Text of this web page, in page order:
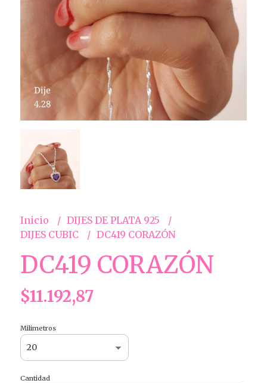
Inicio
DIJES DE PLATA 925
DIJES CUBIC
DC419 CORAZÓN
DC419 CORAZÓN
$11.192,87
Milimetros
Cantidad